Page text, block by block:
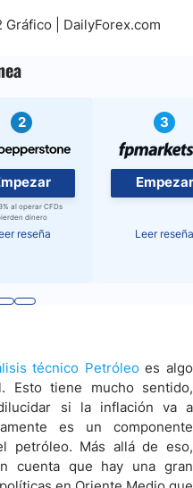
2
al operar CFDs
dinero
reseña
3
Empezar
Leer reseña
técnico Petróleoes algo
Esto tiene mucho sentido,
si la inflación va a
es un componente
petróleo. Más allá de eso,
cuenta que hay una gran